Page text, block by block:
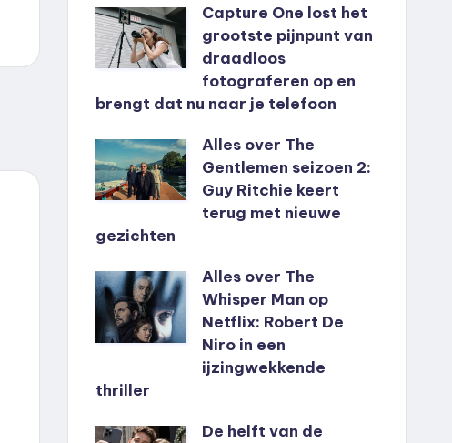
Capture One lost het
grootste pijnpunt van
draadloos
fotograferen op en
brengt dat nu naar je telefoon
Alles over The
Gentlemen seizoen 2:
Guy Ritchie keert
terug met nieuwe
gezichten
Alles over The
Whisper Man op
Netflix: Robert De
Niro in een
ijzingwekkende
thriller
De helft van de